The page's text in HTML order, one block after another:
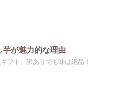
が魅力的な理由
フト。訳ありでも味は絶品！